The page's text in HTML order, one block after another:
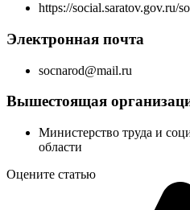
https://social.saratov.gov.ru/
Электронная почта
socnarod@mail.ru
Вышестоящая
Министерство труда и
области
Оцените статью